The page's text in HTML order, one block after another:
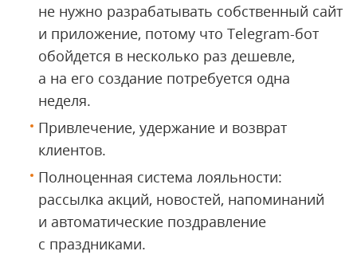
не нужно разрабатывать собственный сайт
и приложение, потому что Telegram-бот
обойдется в несколько раз дешевле,
а на его создание потребуется одна
неделя.
Привлечение, удержание и возврат
клиентов.
Полноценная система лояльности:
рассылка акций, новостей, напоминаний
и автоматические поздравление
с праздниками.